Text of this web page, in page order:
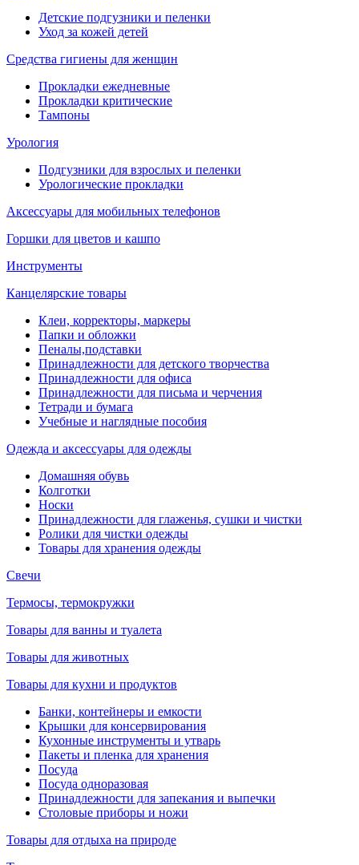
Детские подгузники и пеленки
Уход за кожей детей
Средства гигиены для женщин
Прокладки ежедневные
Прокладки критические
Тампоны
Урология
Подгузники для взрослых и пеленки
Урологические прокладки
Аксессуары для мобильных телефонов
Горшки для цветов и кашпо
Инструменты
Канцелярские товары
Клеи, корректоры, маркеры
Папки и обложки
Пеналы,подставки
Принадлежности для детского творчества
Принадлежности для офиса
Принадлежности для письма и черчения
Тетради и бумага
Учебные и наглядные пособия
Одежда и аксессуары для одежды
Домашняя обувь
Колготки
Носки
Принадлежности для глаженья, сушки и чистки
Ролики для чистки одежды
Товары для хранения одежды
Свечи
Термосы, термокружки
Товары для ванны и туалета
Товары для животных
Товары для кухни и продуктов
Банки, контейнеры и емкости
Крышки для консервирования
Кухонные инструменты и утварь
Пакеты и пленка для хранения
Посуда
Посуда одноразовая
Принадлежности для запекания и выпечки
Столовые приборы и ножи
Товары для отдыха на природе